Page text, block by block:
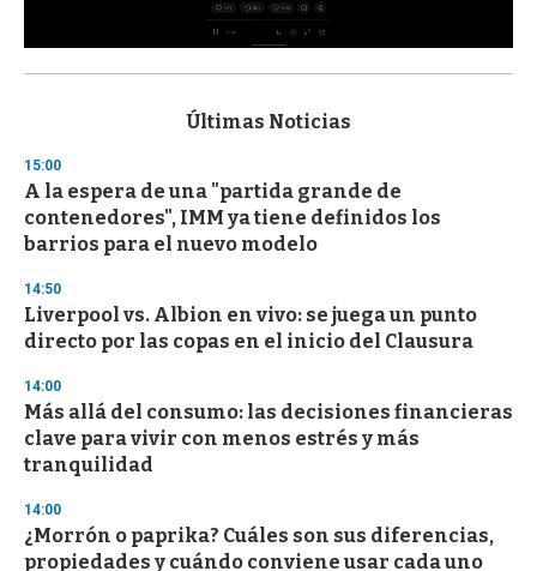
s
d
s
o
f
3
s
e
c
o
d
s
Últimas Noticias
15:00
A la espera de una "partida grande de
contenedores", IMM ya tiene definidos los
barrios para el nuevo modelo
14:50
Liverpool vs. Albion en vivo: se juega un punto
directo por las copas en el inicio del Clausura
14:00
Más allá del consumo: las decisiones financieras
clave para vivir con menos estrés y más
tranquilidad
14:00
¿Morrón o paprika? Cuáles son sus diferencias,
propiedades y cuándo conviene usar cada uno